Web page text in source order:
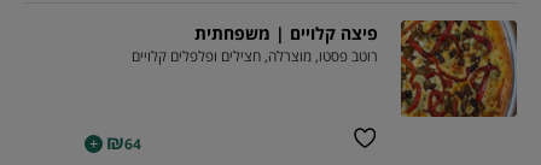
פיצה קלויים | משפחתית
רוטב פסטו, מוצרלה, חצילים ופלפלים קלויים
₪64
+